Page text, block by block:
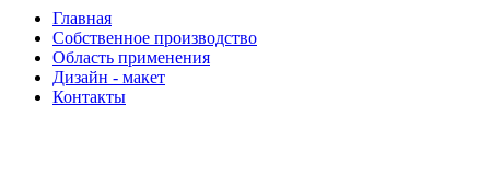
Главная
Собственное производство
Область применения
Дизайн - макет
Контакты